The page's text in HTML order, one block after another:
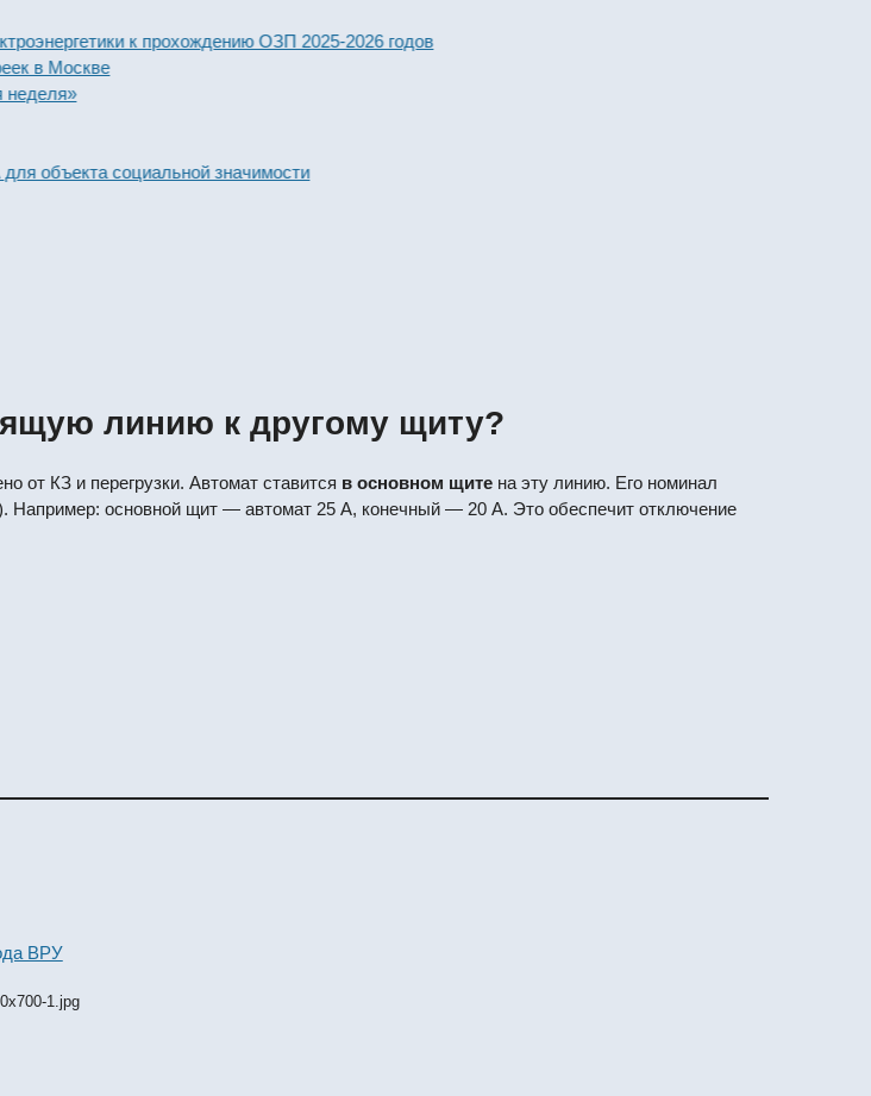
к прохождению ОЗП 2025-2026 годов
в Москве
объекта социальной значимости
линию к другому щиту?
от КЗ и перегрузки. Автомат ставится в основном щите на эту линию. Его номинал
Например: основной щит — автомат 25 А, конечный — 20 А. Это обеспечит отключение
ВРУ
1.jpg